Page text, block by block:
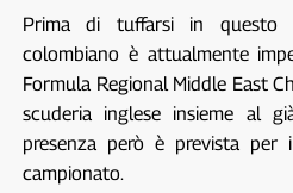
Prima di tuffarsi in questo
colombiano è attualmente
Formula Regional Middle East
scuderia inglese insieme al
presenza però è prevista
campionato.